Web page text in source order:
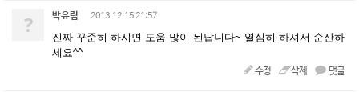
? 박유림 2013.12.15 21:57
진짜 꾸준히 하시면 도움 많이 된답니다~ 열심히 하셔서 순산하
세요^^
수정 삭제 댓글